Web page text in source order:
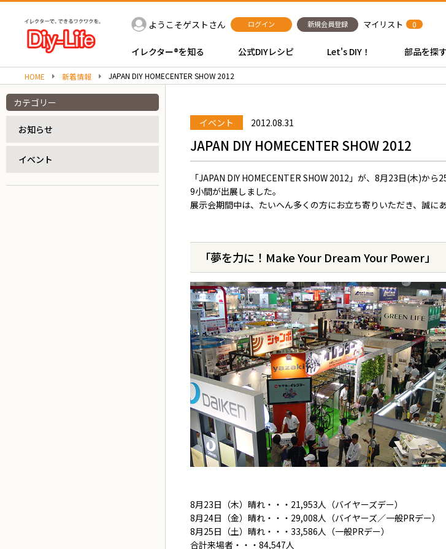
ようこそゲストさん ログイン 新規会員登録 マイリスト 0
イレクター®を知る 公式DIYレシピ Let's DIY！ 部品を探す
HOME 新着情報 JAPAN DIY HOMECENTER SHOW 2012
カテゴリー
お知らせ
イベント
イベント 2012.08.31
JAPAN DIY HOMECENTER SHOW 2012
「JAPAN DIY HOMECENTER SHOW 2012」が、8月23日(木)か
9小間が出展しました。
展示会期間中は、たいへん多くの方にお立ち寄りいただき、誠に
「夢を力に！Make Your Dream Your Power」
8月23日（木）晴れ・・・21,953人（バイヤーズデー）
8月24日（金）晴れ・・・29,008人（バイヤーズ／一般PRデー）
8月25日（土）晴れ・・・33,586人（一般PRデー）
合計来場者・・・84,547人